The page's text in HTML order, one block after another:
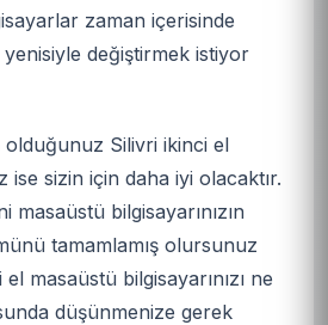
zaman içerisinde
değiştirmek istiyor
Silivri ikinci el
ise sizin için daha iyi olacaktır.
masaüstü bilgisayarınızın
tamamlamış olursunuz
masaüstü bilgisayarınızı ne
düşünmenize gerek